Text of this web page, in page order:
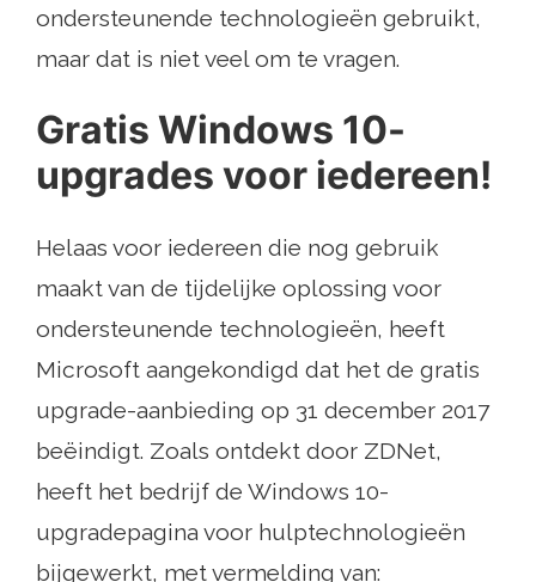
ondersteunende technologieën gebruikt,
maar dat is niet veel om te vragen.
Gratis Windows 10-
upgrades voor iedereen!
Helaas voor iedereen die nog gebruik
maakt van de tijdelijke oplossing voor
ondersteunende technologieën, heeft
Microsoft aangekondigd dat het de gratis
upgrade-aanbieding op 31 december 2017
beëindigt. Zoals ontdekt door ZDNet,
heeft het bedrijf de Windows 10-
upgradepagina voor hulptechnologieën
bijgewerkt, met vermelding van: